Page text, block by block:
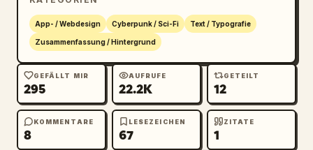
App- / Webdesign Cyberpunk / Sci-Fi Text / Typografie
Zusammenfassung / Hintergrund
GEFÄLLT MIR
295
AUFRUFE
22.2K
GETEILT
12
KOMMENTARE
8
LESEZEICHEN
67
ZITATE
1